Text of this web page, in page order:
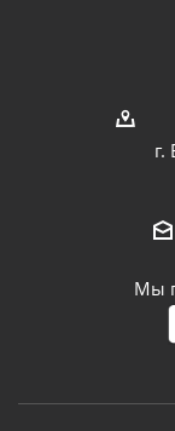
г.
Мы